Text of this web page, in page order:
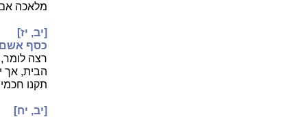
מלאכה אם
[יב, יז]
כסף אשם
רצה
הבית, אך
תקנו
[יב, יח]